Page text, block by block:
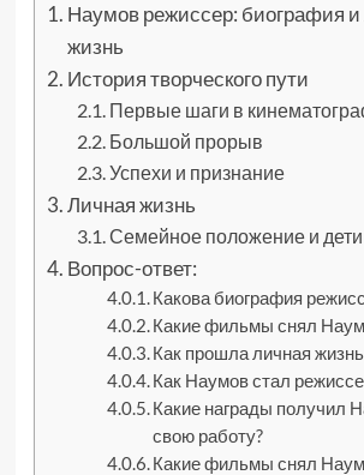
Наумов режиссер: биография и
жизнь
История творческого пути
Первые шаги в
Большой прорыв
Успехи и признание
Личная жизнь
Семейное положение и дети
Вопрос-ответ:
Какова биография
Какие фильмы снял
Как прошла личная
Как Наумов стал
Какие награды получил
свою работу?
Какие фильмы снял